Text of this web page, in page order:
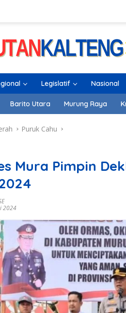
Legislatif Nasional
Barito Utara Murung Raya
Puruk Cahu
Mura Pimpin
2024